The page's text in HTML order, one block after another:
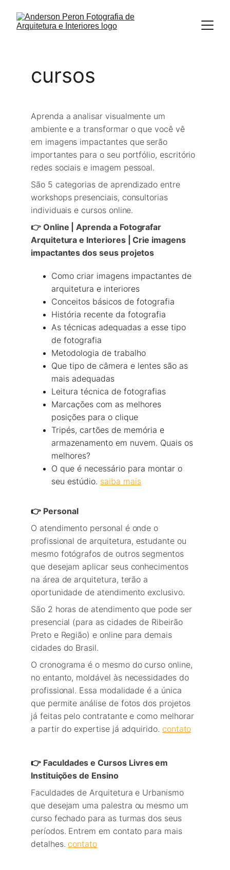
cursos
Aprenda a analisar visualmente um
ambiente e a transformar o que você vê
em imagens impactantes que serão
importantes para o seu portfólio, escritório
redes sociais e imagem pessoal.
São 5 categorias de aprendizado entre
workshops presenciais, consultorias
individuais e cursos online.
👉 Online | Aprenda a Fotografar
Arquitetura e Interiores | Crie imagens
impactantes dos seus projetos
Como criar imagens impactantes de
arquitetura e interiores
Conceitos básicos de fotografia
História recente da fotografia
As técnicas adequadas a esse tipo
de fotografia
Metodologia de trabalho
Que tipo de câmera e lentes são as
mais adequadas
Leitura técnica de fotografias
Marcações com as melhores
posições para o clique
Tripés, cartões de memória e
armazenamento em nuvem. Quais os
melhores?
O que é necessário para montar o
seu estúdio. saiba mais
👉 Personal
O atendimento personal é onde o
profissional de arquitetura, estudante ou
mesmo fotógrafos de outros segmentos
que desejam aplicar seus conhecimentos
na área de arquitetura, terão a
oportunidade de atendimento exclusivo.
São 2 horas de atendimento que pode ser
presencial (para as cidades de Ribeirão
Preto e Região) e online para demais
cidades do Brasil.
O cronograma é o mesmo do curso online,
no entanto, moldável às necessidades do
profissional. Essa modalidade é a única
que permite análise de fotos dos projetos
já feitas pelo contratante e como melhorar
a partir do expertise já adquirido. contato
👉 Faculdades e Cursos Livres em
Instituições de Ensino
Faculdades de Arquitetura e Urbanismo
que desejam uma palestra ou mesmo um
curso fechado para as turmas dos seus
períodos. Entrem em contato para mais
detalhes. contato